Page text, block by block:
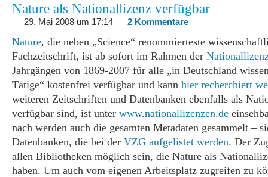
Nature als Nationallizenz verfügbar
29. Mai 2008 um 17:14 2 Kommentare
Nature, die neben „Science“ renommierteste
Fachzeitschrift, ist ab sofort im Rahmen der
Jahrgängen von 1869-2007 für alle „in Deutschland
Tätige“ kostenfrei verfügbar und kann hier recherchiert
weiteren Zeitschriften und Datenbanken ebenfalls als
verfügbar sind, ist unter www.nationallizenzen.de
nach werden auch die gesamten Metadaten gesammelt –
Datenbanken, die bei der VZG aufgelistet werden. Der
allen Bibliotheken möglich sein, die Nature als
haben. Um auch vom eigenen Arbeitsplatz zugreifen zu